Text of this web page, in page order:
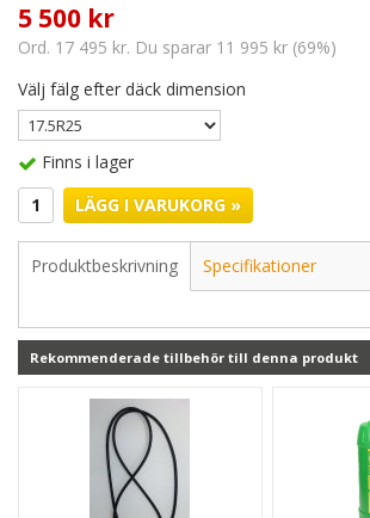
5 500 kr
Ord. 17 495 kr. Du sparar 11 995 kr (69%)
Välj fälg efter däck dimension
Finns i lager
LÄGG I VARUKORG »
Produktbeskrivning Specifikationer
Rekommenderade tillbehör till denna produkt